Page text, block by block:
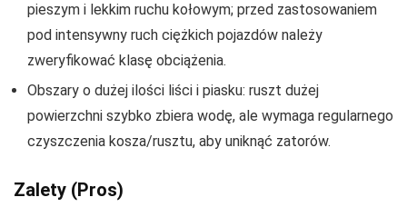
pieszym i lekkim ruchu kołowym; przed zastosowaniem
pod intensywny ruch ciężkich pojazdów należy
zweryfikować klasę obciążenia.
Obszary o dużej ilości liści i piasku: ruszt dużej
powierzchni szybko zbiera wodę, ale wymaga regularnego
czyszczenia kosza/rusztu, aby uniknąć zatorów.
Zalety (Pros)